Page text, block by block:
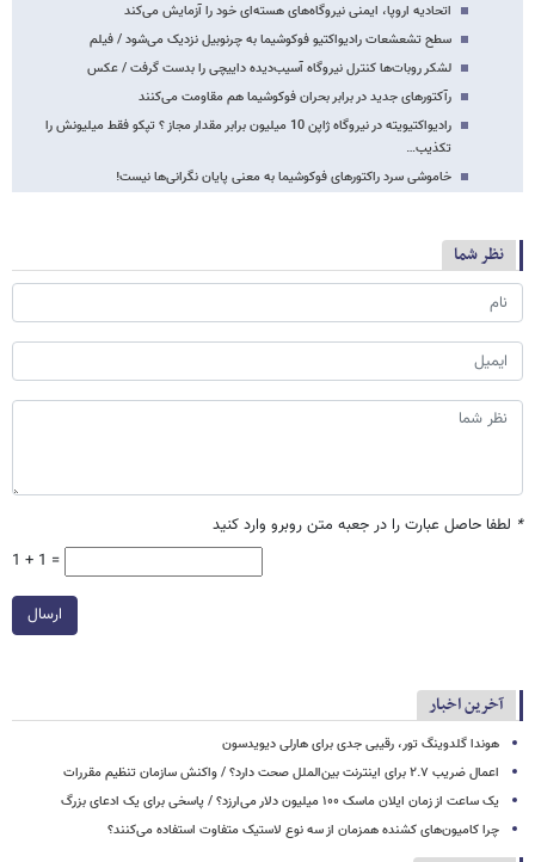
اتحادیه اروپا، ایمنی نیروگاه‌های هسته‌ای خود را آزمایش می‌کند
سطح تشعشعات رادیواکتیو فوکوشیما به چرنوبیل نزدیک می‌شود / فیلم
لشکر روبات‌ها کنترل نیروگاه آسیب‌دیده داییچی را بدست گرفت / عکس
رآکتورهای جدید در برابر بحران فوکوشیما هم مقاومت می‌کنند
رادیواکتیویته در نیروگاه ژاپن 10 میلیون برابر مقدار مجاز ؟ تپکو فقط میلیونش را
تکذیب…
خاموشی سرد راکتورهای فوکوشیما به معنی پایان نگرانی‌ها نیست!
نظر شما
* لطفا حاصل عبارت را در جعبه متن روبرو وارد کنید
1 + 1 =
ارسال
آخرین اخبار
هوندا گلدوینگ تور، رقیبی جدی برای هارلی دیویدسون
اعمال ضریب ۲.۷ برای اینترنت بین‌الملل صحت دارد؟ / واکنش سازمان تنظیم مقررات
یک ساعت از زمان ایلان ماسک ۱۰۰ میلیون دلار می‌ارزد؟ / پاسخی برای یک ادعای بزرگ
چرا کامیون‌های کشنده همزمان از سه نوع لاستیک متفاوت استفاده می‌کنند؟